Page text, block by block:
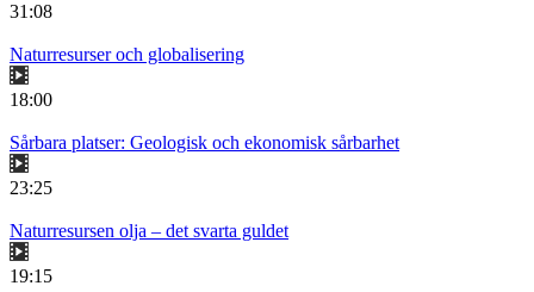
31:08
Naturresurser och globalisering
18:00
Sårbara platser: Geologisk och ekonomisk sårbarhet
23:25
Naturresursen olja – det svarta guldet
19:15